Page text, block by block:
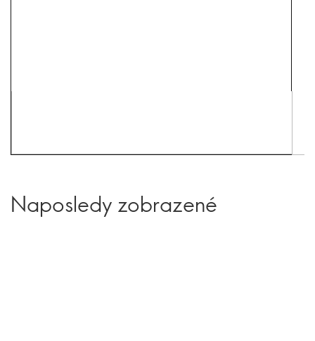
Naposledy zobrazené